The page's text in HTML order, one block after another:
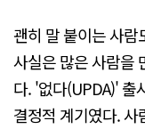
괜히 말 붙이는 사람
사실은 많은 사람을
다. '없다(UPDA)' 출
결정적 계기였다. 사